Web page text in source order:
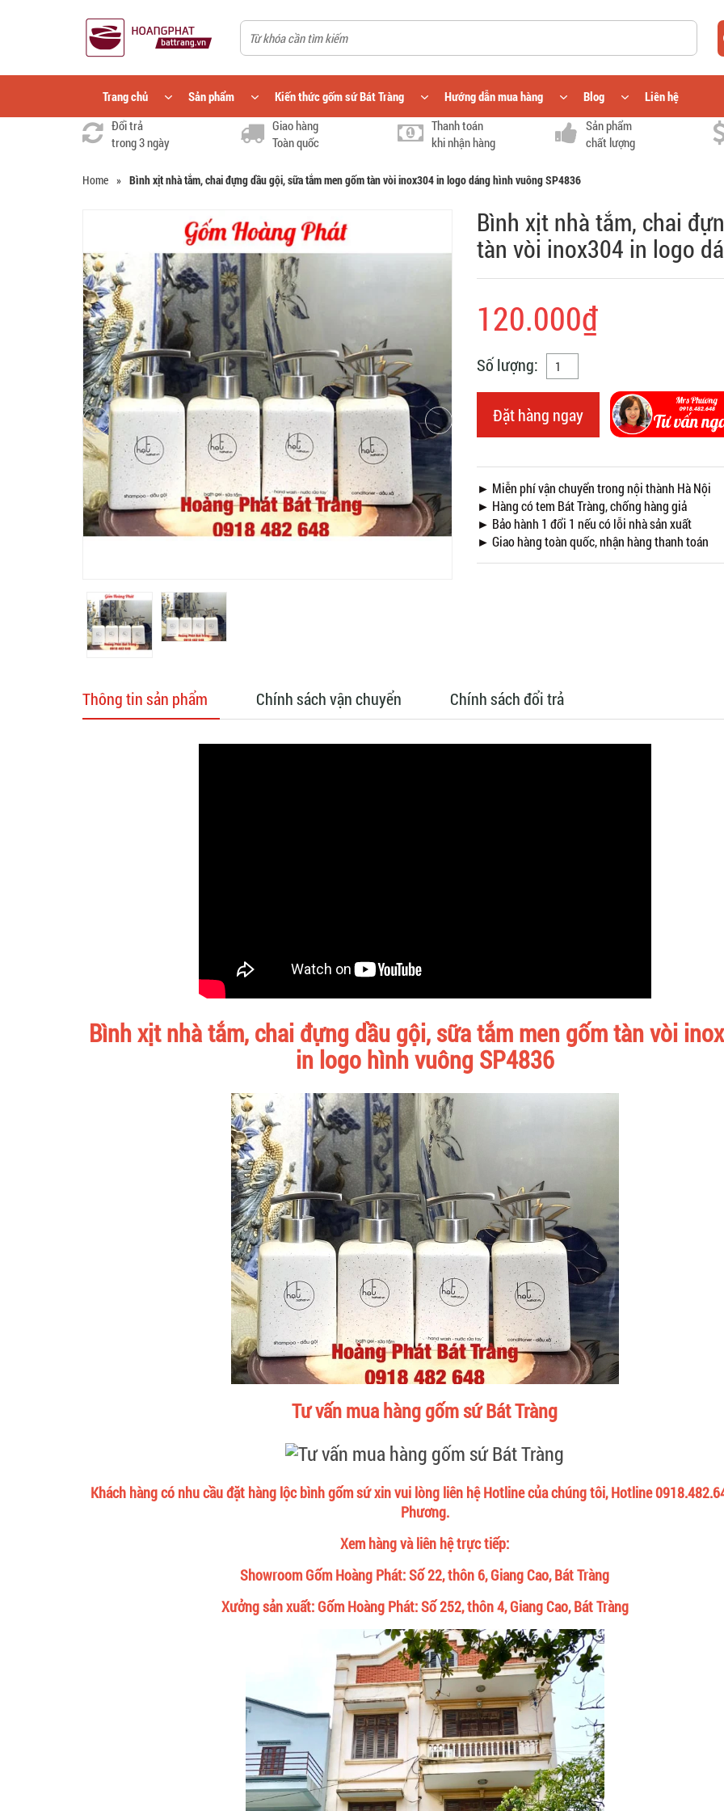
Trang chủ Sản phẩm Kiến thức gốm sứ Bát Tràng Hướng dẫn mua hàng Blog
Liên hệ
Đổi trả
trong 3 ngày
Giao hàng
Toàn quốc
Thanh toán
khi nhận hàng
Sản phẩm
chất lượng
Home » Bình xịt nhà tắm, chai đựng dầu gội, sữa tắm men gốm tàn vòi inox304 in logo dáng hình vuông SP4836
Bình xịt nhà tắm, chai
tàn vòi inox304 in logo
120.000₫
Số lượng:
Đặt hàng ngay
► Miễn phí vận chuyển trong nội thành Hà Nội
► Hàng có tem Bát Tràng, chống hàng giả
► Bảo hành 1 đổi 1 nếu có lỗi nhà sản xuất
► Giao hàng toàn quốc, nhận hàng thanh toán
Thông tin sản phẩm Chính sách vận chuyển Chính sách đổi trả
Bình xịt nhà tắm, chai đựng dầu gội, sữa tắm men gốm tàn vòi
in logo hình vuông SP4836
Tư vấn mua hàng gốm sứ Bát Tràng
Khách hàng có nhu cầu đặt hàng lộc bình gốm sứ xin vui lòng liên hệ Hotline của chúng tôi, Hotline
Phương.
Xem hàng và liên hệ trực tiếp:
Showroom Gốm Hoàng Phát: Số 22, thôn 6, Giang Cao, Bát Tràng
Xưởng sản xuất: Gốm Hoàng Phát: Số 252, thôn 4, Giang Cao, Bát Tràng